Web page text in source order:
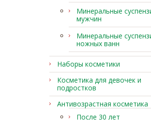
Минеральные
мужчин
Минеральные
ножных ванн
Наборы косметики
Косметика для девочек и
подростков
Антивозрастная косметика
После 30 лет